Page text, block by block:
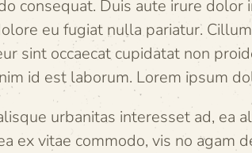
consequat. Duis aute irure
eu fugiat nulla pariatur.
sint occaecat cupidatat non
id est laborum. Lorem ipsum
urbanitas interesset ad, ea
ex vitae commodo, vis no agam